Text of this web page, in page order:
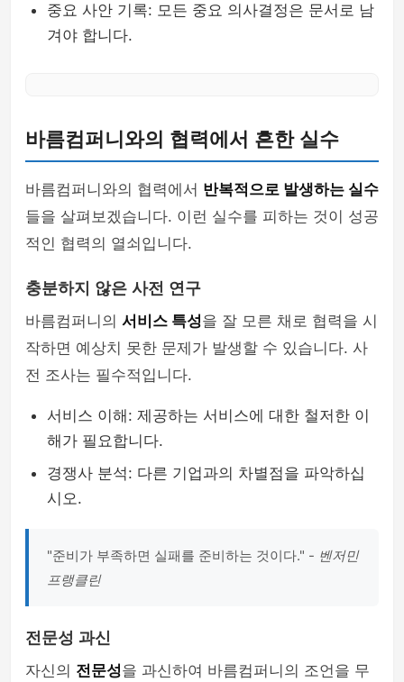
중요 사안 기록: 모든 중요 의사결정은 문서로 남
겨야 합니다.
바름컴퍼니와의 협력에서 흔한 실수
바름컴퍼니와의 협력에서 반복적으로 발생하는 실수
들을 살펴보겠습니다. 이런 실수를 피하는 것이 성공
적인 협력의 열쇠입니다.
충분하지 않은 사전 연구
바름컴퍼니의 서비스 특성을 잘 모른 채로 협력을 시
작하면 예상치 못한 문제가 발생할 수 있습니다. 사
전 조사는 필수적입니다.
서비스 이해: 제공하는 서비스에 대한 철저한 이
해가 필요합니다.
경쟁사 분석: 다른 기업과의 차별점을 파악하십
시오.
"준비가 부족하면 실패를 준비하는 것이다." - 벤저민
프랭클린
전문성 과신
자신의 전문성을 과신하여 바름컴퍼니의 조언을 무